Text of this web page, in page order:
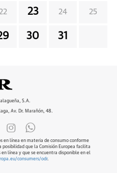
23 24 25
30 31
S.A.
Av. Dr. Marañón, 48.
en línea en materia de consumo conforme
que la Comisión Europea facilita
línea y que se encuentra disponible en el
consumers/odr.